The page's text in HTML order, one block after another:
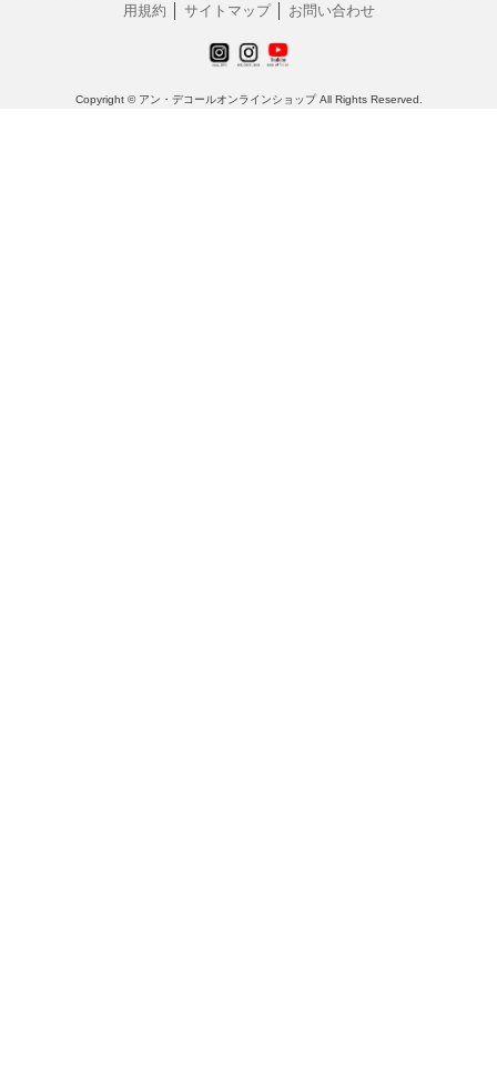
用規約
サイトマップ│ お問い合わせ
Copyright © アン・デコールオンラインショップ All Rights Reserved.